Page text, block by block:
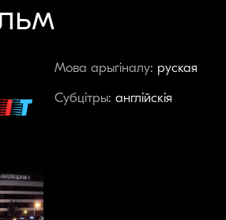
велізарная
адарваная ад сваёй
аднаго з
затрыманне і
на Акрэсціна,
Беларусь, 9 жніўня